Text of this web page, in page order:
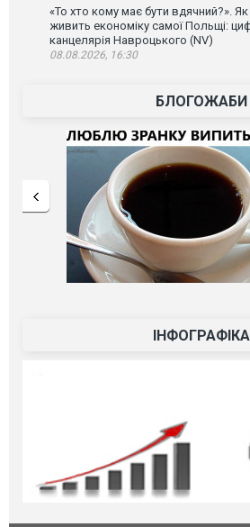
«То хто кому має бути вдячний?». Як
живить економіку самої Польщі:
канцелярія Навроцького (NV)
08.08.2026, 16:30
БЛОГОЖАБИ
ІНФОГРАФІКА